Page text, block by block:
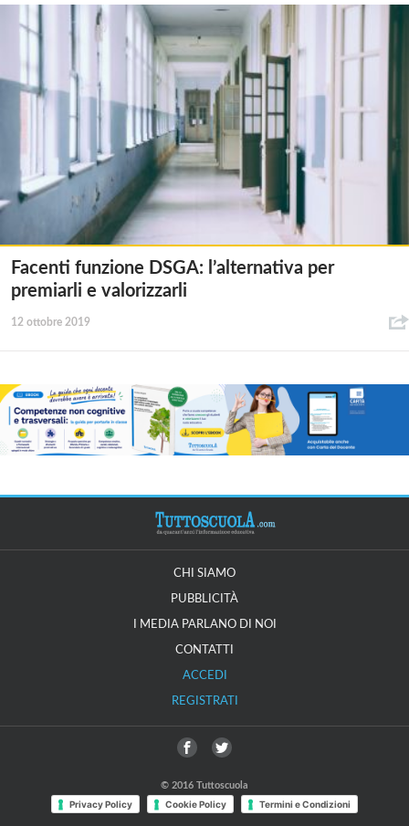
Facenti funzione DSGA: l’alternativa per
premiarli e valorizzarli
12 ottobre 2019
CHI SIAMO
PUBBLICITÀ
I MEDIA PARLANO DI NOI
CONTATTI
ACCEDI
REGISTRATI
© 2016 Tuttoscuola
Privacy Policy Cookie Policy Termini e Condizioni